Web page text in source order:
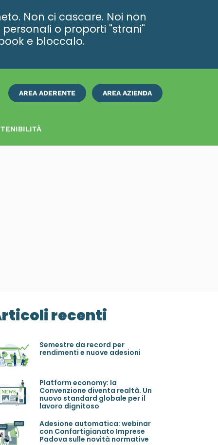
Non ci cascare. Noi non
o proporti "strani"
e bloccalo.
AREA ADERENTE AREA AZIENDA
ISCRIVITI
recenti
Semestre da record per
rendimenti e nuove adesioni
Platform economy: la
Convenzione diventa realtà. Un
nuovo standard globale per il
lavoro dignitoso
Adesione automatica: webinar
con Confartigianato Imprese
Padova sulle novità normative